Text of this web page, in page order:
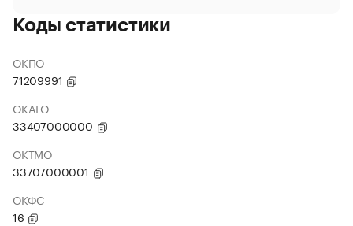
Коды статистики
ОКПО
71209991
ОКАТО
33407000000
ОКТМО
33707000001
ОКФС
16